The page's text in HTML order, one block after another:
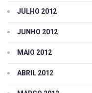
JULHO 2012
JUNHO 2012
MAIO 2012
ABRIL 2012